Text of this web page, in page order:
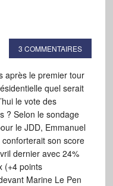
3 COMMENTAIRES
après le premier tour
quel serait
le vote des
? Selon le sondage
le JDD, Emmanuel
conforterait son score
dernier avec 24%
(+4 points
Marine Le Pen